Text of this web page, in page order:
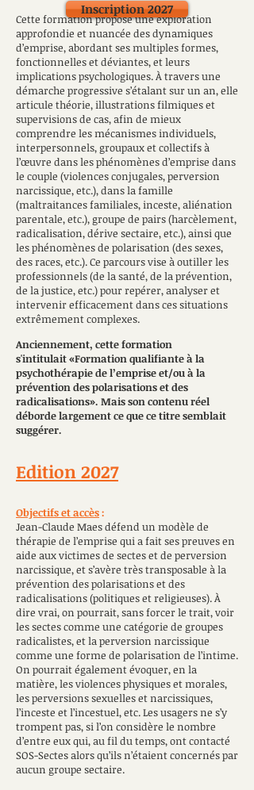
Cette formation propose une exploration
approfondie et nuancée des dynamiques
d’emprise, abordant ses multiples formes,
fonctionnelles et déviantes, et leurs
implications psychologiques. À travers une
démarche progressive s’étalant sur un an, elle
articule théorie, illustrations filmiques et
supervisions de cas, afin de mieux
comprendre les mécanismes individuels,
interpersonnels, groupaux et collectifs à
l’œuvre dans les phénomènes d’emprise dans
le couple (violences conjugales, perversion
narcissique, etc.), dans la famille
(maltraitances familiales, inceste, aliénation
parentale, etc.), groupe de pairs (harcèlement,
radicalisation, dérive sectaire, etc.), ainsi que
les phénomènes de polarisation (des sexes,
des races, etc.). Ce parcours vise à outiller les
professionnels (de la santé, de la prévention,
de la justice, etc.) pour repérer, analyser et
intervenir efficacement dans ces situations
extrêmement complexes.
Anciennement, cette formation
s'intitulait«Formation qualifiante à la
psychothérapie de l’emprise et/ou à la
prévention des polarisations et des
radicalisations». Mais son contenu réel
déborde largement ce que ce titre semblait
suggérer.
Edition 2027
Objectifs et accès:
Jean-Claude Maes défend un modèle de
thérapie de l’emprise qui a fait ses preuves en
aide aux victimes de sectes et de perversion
narcissique, et s’avère très transposable à la
prévention des polarisations et des
radicalisations (politiques et religieuses). À
dire vrai, on pourrait, sans forcer le trait, voir
les sectes comme une catégorie de groupes
radicalistes, et la perversion narcissique
comme une forme de polarisation de l’intime.
On pourrait également évoquer, en la
matière, les violences physiques et morales,
les perversions sexuelles et narcissiques,
l’inceste et l’incestuel, etc. Les usagers ne s’y
trompent pas, si l’on considère le nombre
d’entre eux qui, au fil du temps, ont contacté
SOS-Sectes alors qu’ils n’étaient concernés par
aucun groupe sectaire.
Inscription 2027